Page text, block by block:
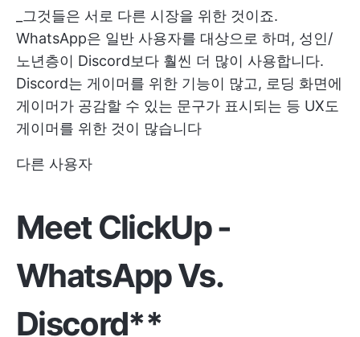
_그것들은 서로 다른 시장을 위한 것이죠.
WhatsApp은 일반 사용자를 대상으로 하며, 성인/
노년층이 Discord보다 훨씬 더 많이 사용합니다.
Discord는 게이머를 위한 기능이 많고, 로딩 화면에
게이머가 공감할 수 있는 문구가 표시되는 등 UX도
게이머를 위한 것이 많습니다
다른 사용자
Meet ClickUp -
WhatsApp Vs.
Discord**